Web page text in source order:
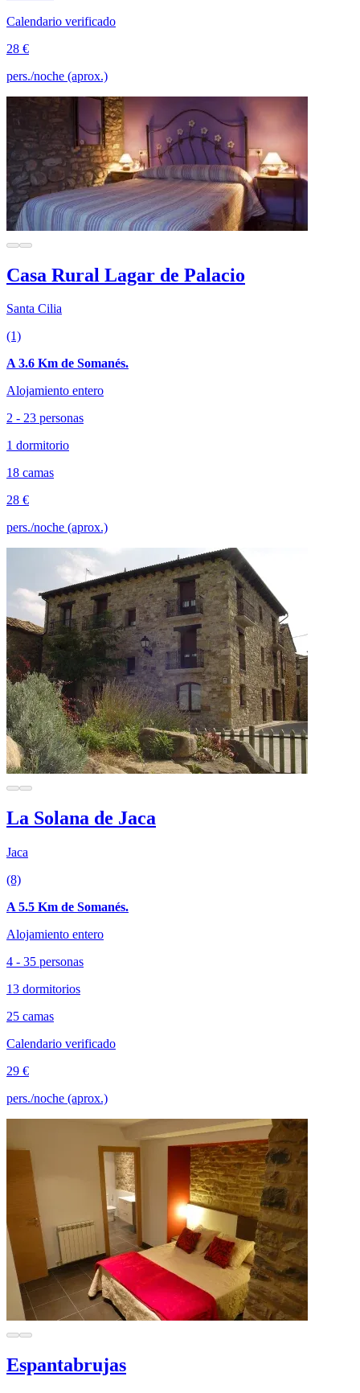
Calendario verificado
28 €
pers./noche (aprox.)
Casa Rural Lagar de Palacio
Santa Cilia
(1)
A 3.6 Km de Somanés.
Alojamiento entero
2 - 23 personas
1 dormitorio
18 camas
28 €
pers./noche (aprox.)
La Solana de Jaca
Jaca
(8)
A 5.5 Km de Somanés.
Alojamiento entero
4 - 35 personas
13 dormitorios
25 camas
Calendario verificado
29 €
pers./noche (aprox.)
Espantabrujas